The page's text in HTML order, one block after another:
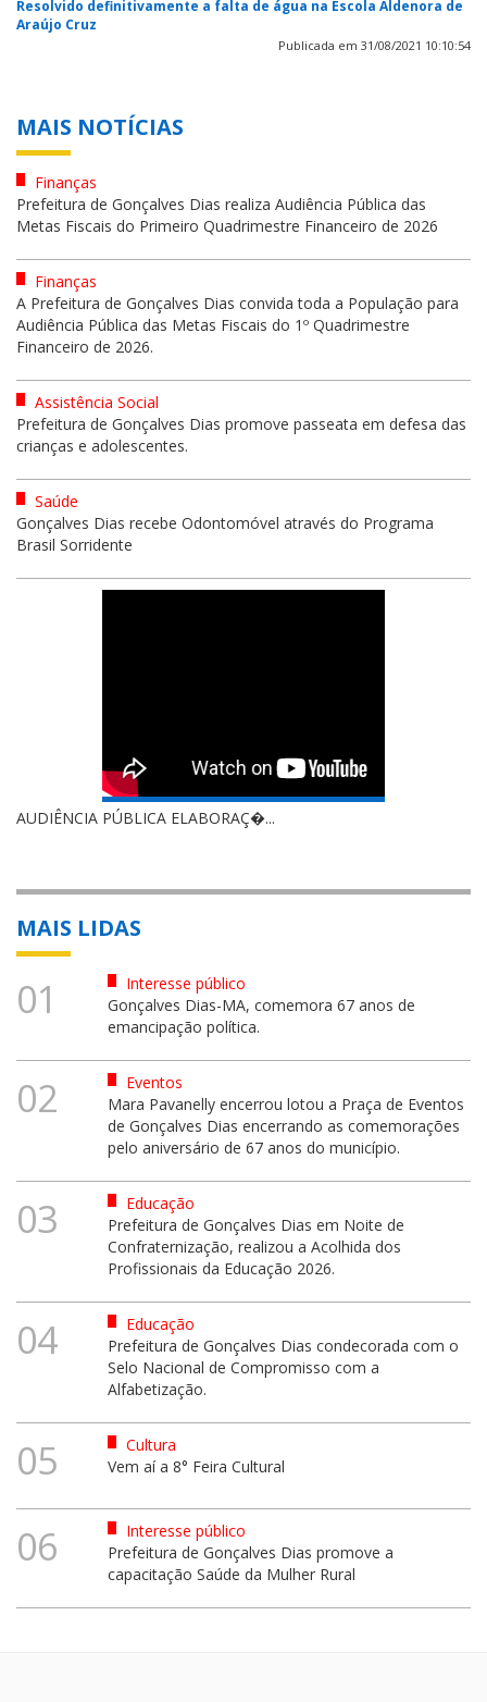
Resolvido definitivamente a falta de água na Escola Aldenora de
Araújo Cruz
Publicada em 31/08/2021 10:10:54
MAIS NOTÍCIAS
Finanças
Prefeitura de Gonçalves Dias realiza Audiência Pública das
Metas Fiscais do Primeiro Quadrimestre Financeiro de 2026
Finanças
A Prefeitura de Gonçalves Dias convida toda a População para
Audiência Pública das Metas Fiscais do 1º Quadrimestre
Financeiro de 2026.
Assistência Social
Prefeitura de Gonçalves Dias promove passeata em defesa das
crianças e adolescentes.
Saúde
Gonçalves Dias recebe Odontomóvel através do Programa
Brasil Sorridente
AUDIÊNCIA PÚBLICA ELABORAÇ�...
MAIS LIDAS
01
Interesse público
Gonçalves Dias-MA, comemora 67 anos de
emancipação política.
02
Eventos
Mara Pavanelly encerrou lotou a Praça de Eventos
de Gonçalves Dias encerrando as comemorações
pelo aniversário de 67 anos do município.
03
Educação
Prefeitura de Gonçalves Dias em Noite de
Confraternização, realizou a Acolhida dos
Profissionais da Educação 2026.
04
Educação
Prefeitura de Gonçalves Dias condecorada com o
Selo Nacional de Compromisso com a
Alfabetização.
05
Cultura
Vem aí a 8° Feira Cultural
06
Interesse público
Prefeitura de Gonçalves Dias promove a
capacitação Saúde da Mulher Rural